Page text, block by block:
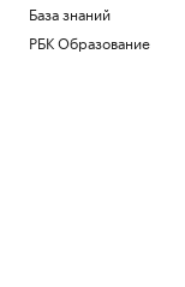
База знаний
РБК Образование